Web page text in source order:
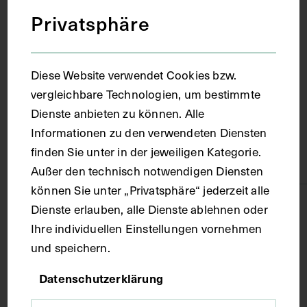
Brüssel
Material
Papier
Technik
Fotografie
Privatsphäre
Diese Website verwendet Cookies bzw.
vergleichbare Technologien, um bestimmte
Dienste anbieten zu können. Alle
Informationen zu den verwendeten Diensten
finden Sie unter in der jeweiligen Kategorie.
Außer den technisch notwendigen Diensten
können Sie unter „Privatsphäre“ jederzeit alle
Dienste erlauben, alle Dienste ablehnen oder
Ihre individuellen Einstellungen vornehmen
und speichern.
Datenschutzerklärung